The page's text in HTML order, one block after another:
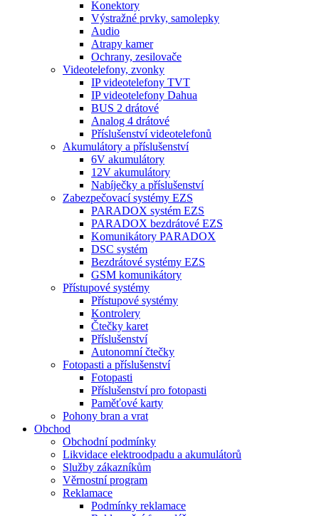
Konektory
Výstražné prvky, samolepky
Audio
Atrapy kamer
Ochrany, zesilovače
Videotelefony, zvonky
IP videotelefony TVT
IP videotelefony Dahua
BUS 2 drátové
Analog 4 drátové
Příslušenství videotelefonů
Akumulátory a příslušenství
6V akumulátory
12V akumulátory
Nabíječky a příslušenství
Zabezpečovací systémy EZS
PARADOX systém EZS
PARADOX bezdrátové EZS
Komunikátory PARADOX
DSC systém
Bezdrátové systémy EZS
GSM komunikátory
Přístupové systémy
Přístupové systémy
Kontrolery
Čtečky karet
Příslušenství
Autonomní čtečky
Fotopasti a příslušenství
Fotopasti
Příslušenství pro fotopasti
Paměťové karty
Pohony bran a vrat
Obchod
Obchodní podmínky
Likvidace elektroodpadu a akumulátorů
Služby zákazníkům
Věrnostní program
Reklamace
Podmínky reklamace